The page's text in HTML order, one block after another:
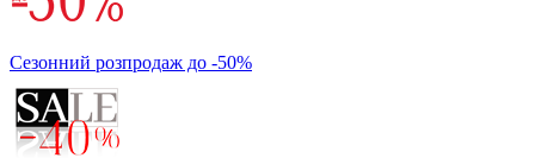
Сезонний розпродаж до -50%